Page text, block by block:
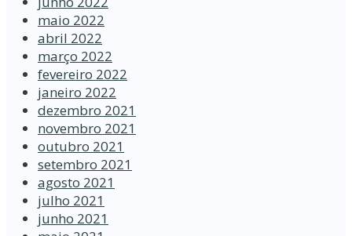
maio 2022
abril 2022
março 2022
fevereiro 2022
janeiro 2022
dezembro 2021
novembro 2021
outubro 2021
setembro 2021
agosto 2021
julho 2021
junho 2021